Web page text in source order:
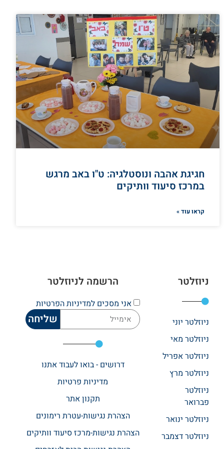
חגיגת אהבה ונוסטלגיה: ט"ו באב מרגש
במרכז סיעוד וותיקים
קראו עוד »
ניוזלטר
ניוזלטר יוני
ניוזלטר מאי
ניוזלטר אפריל
ניוזלטר מרץ
ניוזלטר
פברואר
ניוזלטר ינואר
ניוזלטר דצמבר
הרשמה לניוזלטר
אני מסכים למדיניות הפרטיות
שליחה
דרושים - בואו לעבוד אתנו
מדיניות פרטיות
תקנון אתר​
הצהרת נגישות-עטרת רימונים
הצהרת נגישות-מרכז סיעוד וותיקים